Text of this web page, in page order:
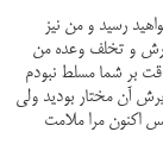
رسید و من نیز
و تخلف وعده من
بر شما مسلط نبودم
آن مختار بودید ولی
اکنون مرا ملامت